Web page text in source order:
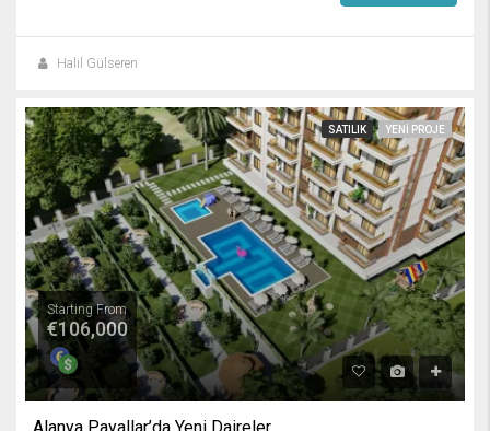
Halil Gülseren
SATILIK YENI PROJE
Starting From
€106,000